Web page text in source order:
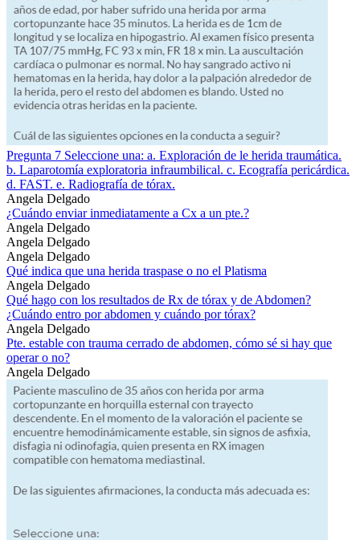
Pregunta 7 Seleccione una: a. Exploración de le herida traumática.
b. Laparotomía exploratoria infraumbilical. c. Ecografía pericárdica.
d. FAST. e. Radiografía de tórax.
Angela Delgado
¿Cuándo enviar inmediatamente a Cx a un pte.?
Angela Delgado
Angela Delgado
Angela Delgado
Qué indica que una herida traspase o no el Platisma
Angela Delgado
Qué hago con los resultados de Rx de tórax y de Abdomen?
¿Cuándo entro por abdomen y cuándo por tórax?
Angela Delgado
Pte. estable con trauma cerrado de abdomen, cómo sé si hay que
operar o no?
Angela Delgado